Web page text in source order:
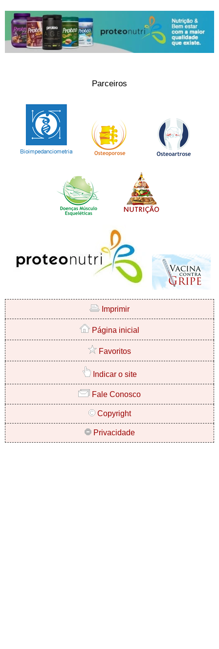
Parceiros
Imprimir
Página inicial
Favoritos
Indicar o site
Fale Conosco
Copyright
Privacidade